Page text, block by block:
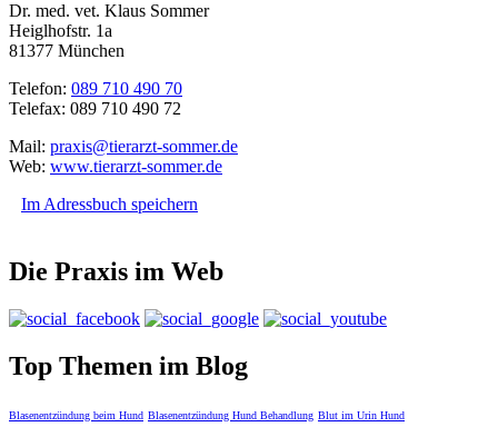
Dr. med. vet. Klaus Sommer
Heiglhofstr. 1a
81377 München
Telefon: 089 710 490 70
Telefax: 089 710 490 72
Mail: praxis@tierarzt-sommer.de
Web: www.tierarzt-sommer.de
Im Adressbuch speichern
Die Praxis im Web
Top Themen im Blog
Blasenentzündung beim Hund Blasenentzündung Hund Behandlung Blut im Urin Hund